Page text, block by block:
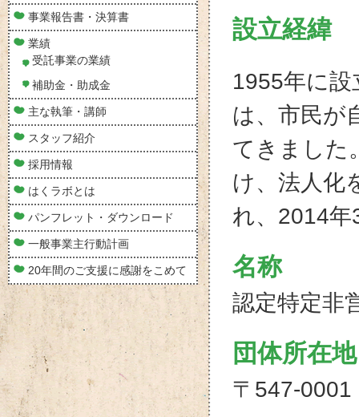
事業報告書・決算書
業績
受託事業の業績
補助金・助成金
主な執筆・講師
スタッフ紹介
採用情報
はくラボとは
パンフレット・ダウンロード
一般事業主行動計画
20年間のご支援に感謝をこめて
設立経緯
1955年に
は、市民が
てきました
け、法人化
れ、2014
名称
認定特定非
団体所在地
〒547-0001